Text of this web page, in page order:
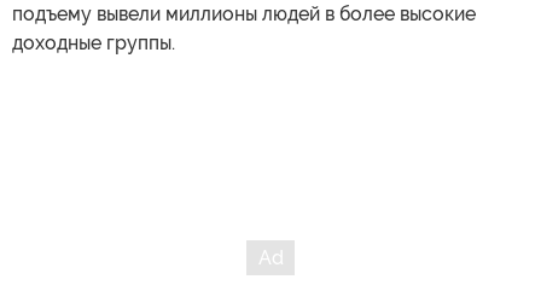
подъему вывели миллионы людей в более высокие
доходные группы.